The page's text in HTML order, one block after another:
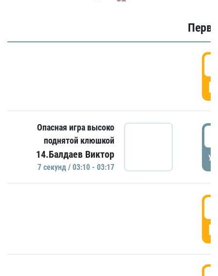
Опасная игра высоко
поднятой клюшкой
14.Балдаев Виктор
7 секунд / 03:10 - 03:17